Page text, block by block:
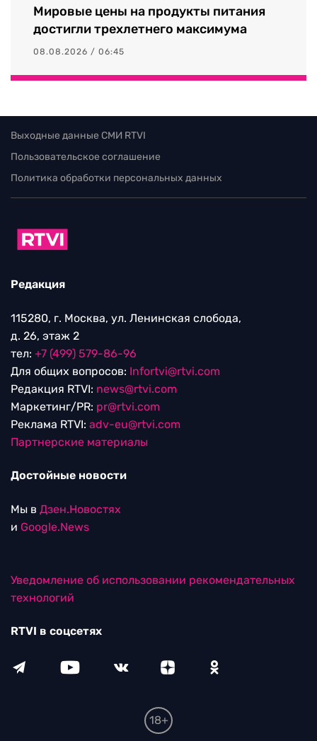
Мировые цены на продукты питания
достигли трехлетнего максимума
08.08.2026 / 06:45
Выходные данные СМИ RTVI
Пользовательское соглашение
Политика обработки персональных данных
Редакция
115280, г. Москва, ул. Ленинская слобода,
д. 26, этаж 2
тел: +7 (499) 579-86-96
Для общих вопросов: Infortvi@rtvi.com
Редакция RTVI: news@rtvi.com
Маркетинг/PR: pr@rtvi.com
Реклама RTVI: adv-eu@rtvi.com
Партнерские материалы
Достойные новости
Мы в Дзен.Новостях
и Google.News
Уведомление об использовании рекомендательных
технологий
RTVI в соцсетях
18+